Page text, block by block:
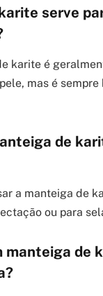
serve
karite é
mas é sempre
de
a manteiga de
ou para
manteiga de